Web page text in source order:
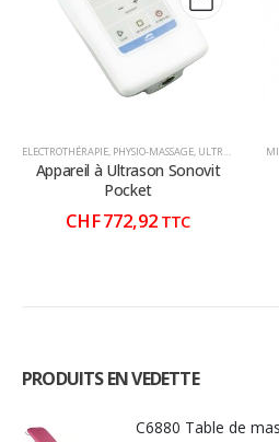
ELECTROTHÉRAPIE, PHYSIO-MASSAGE, ULTRASON
Appareil à Ultrason Sonovit
Pocket
CHF772,92 TTC
PRODUITS EN VEDETTE
C6880 Table de